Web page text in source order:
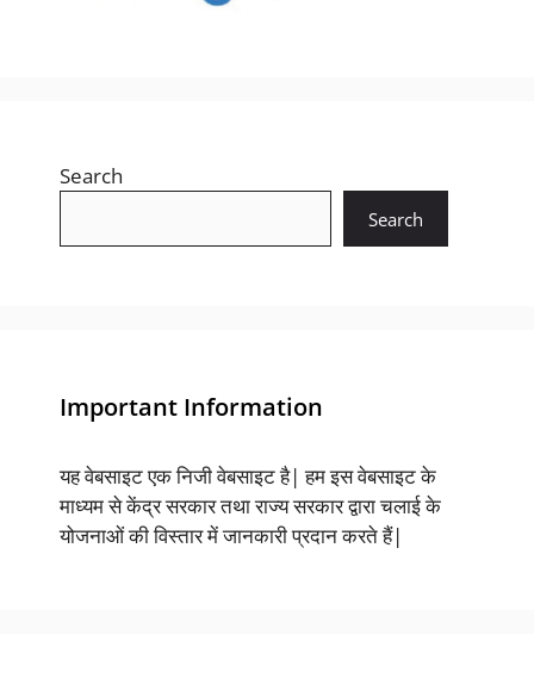
Search
Search
Important Information
यह वेबसाइट एक निजी वेबसाइट है| हम इस वेबसाइट के
माध्यम से केंद्र सरकार तथा राज्य सरकार द्वारा चलाई के
योजनाओं की विस्तार में जानकारी प्रदान करते हैं|